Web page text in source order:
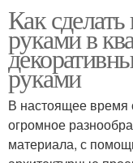
Как
руками в
руками
В настоящее время
огромное
материала, с